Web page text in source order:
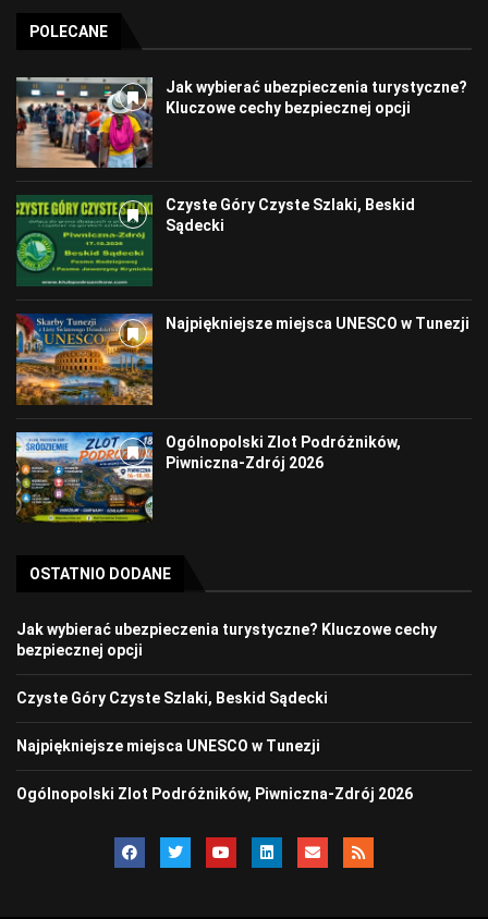
POLECANE
Jak wybierać ubezpieczenia turystyczne?
Kluczowe cechy bezpiecznej opcji
Czyste Góry Czyste Szlaki, Beskid
Sądecki
Najpiękniejsze miejsca UNESCO w Tunezji
Ogólnopolski Zlot Podróżników,
Piwniczna-Zdrój 2026
OSTATNIO DODANE
Jak wybierać ubezpieczenia turystyczne? Kluczowe cechy
bezpiecznej opcji
Czyste Góry Czyste Szlaki, Beskid Sądecki
Najpiękniejsze miejsca UNESCO w Tunezji
Ogólnopolski Zlot Podróżników, Piwniczna-Zdrój 2026